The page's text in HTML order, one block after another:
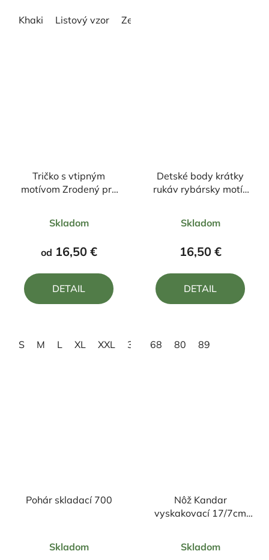
Khaki Listový vzor Zelená
Tričko s vtipným
motívom Zrodený pre
hodnotenie
produktu
je
4,0
z
Skladom
od 16,50 €
DETAIL
S M L XL XXL 3XL 4XL
Detské body krátky
rukáv rybársky motív
hodnotenie
produktu
5,0
z
Skladom
16,50 €
DETAIL
68 80 89
Pohár skladací 700
hodnotenie
Skladom
Nôž Kandar
vyskakovací 17/7cm
hodnotenie
Skladom